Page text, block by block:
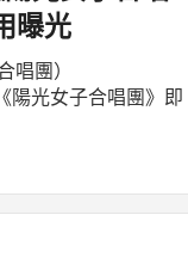
曝光
唱團）
陽光女子合唱團》即